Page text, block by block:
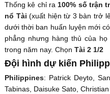
Thống kê chỉ ra100% số trận
nổ Tài (xuất hiện từ 3 bàn trở
dưới thời ban huấn luyện mới
phẳng nhưng hàng thủ của
trong năm nay. Chọn Tài 2 1/2
Đội hình dự kiến
Philippines: Patrick Deyto,
Tabinas, Daisuke Sato,